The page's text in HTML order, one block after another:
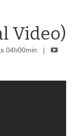
Video)
04h00min |